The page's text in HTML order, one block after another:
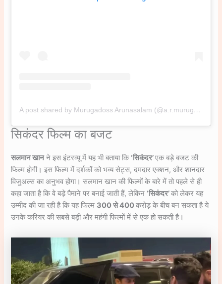
A post shared by Murugadoss Arunasalam (@a.r.murugadoss)
सिकंदर फिल्म का बजट
सलमान खानने इस इंटरव्यू में यह भी बताया कि ‘सिकंदर’एक बड़े बजट की
फिल्म होगी। इस फिल्म में दर्शकों को भव्य सेट्स, दमदार एक्शन, और शानदार
विजुअल्स का अनुभव होगा। सलमान खान की फिल्मों के बारे में तो पहले से ही
कहा जाता है कि वे बड़े पैमाने पर बनाई जाती हैं, लेकिन ‘सिकंदर’को लेकर यह
उम्मीद की जा रही है कि यह फिल्म 300 से 400करोड़ के बीच बन सकता है ये
उनके करियर की सबसे बड़ी और महंगी फिल्मों में से एक हो सकती है।